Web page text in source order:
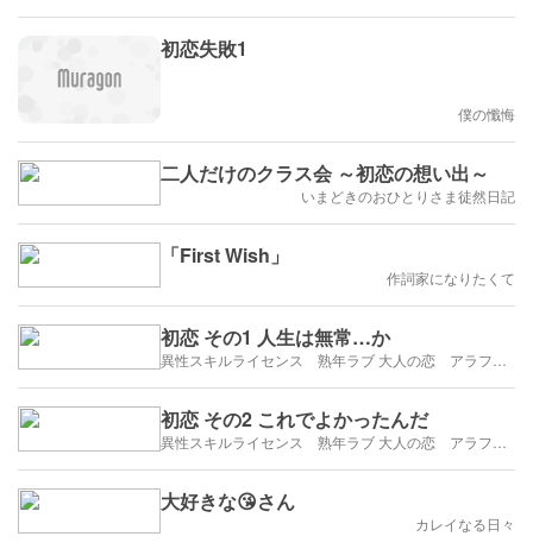
初恋失敗1
僕の懺悔
二人だけのクラス会 ～初恋の想い出～
いまどきのおひとりさま徒然日記
「First Wish」
作詞家になりたくて
初恋 その1 人生は無常…か
初恋 その2 これでよかったんだ
大好きな😘さん
カレイなる日々